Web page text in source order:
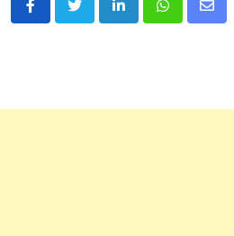
LinkedInWhatsappShare